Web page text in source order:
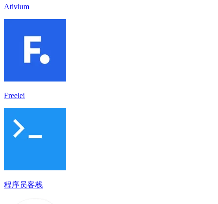
Ativium
Freelei
程序员客栈